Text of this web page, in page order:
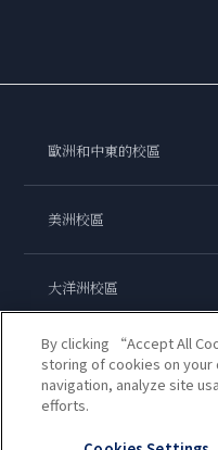
歐洲和中東的校區
美洲校區
大洋洲校區
亞洲校區
By clicking “Accept All
storing of cookies on
navigation, analyze site
efforts.